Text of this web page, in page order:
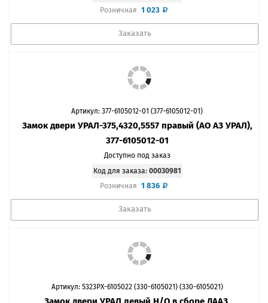
Розничная 1 023
Заказать
Артикул: 377-6105012-01 (377-6105012-01)
Замок двери УРАЛ-375,4320,5557 правый (АО АЗ УРАЛ),
377-6105012-01
Доступно под заказ
Код для заказа: 00030981
Розничная 1 836
Заказать
Артикул: 5323РХ-6105022 (330-6105021) (330-6105021)